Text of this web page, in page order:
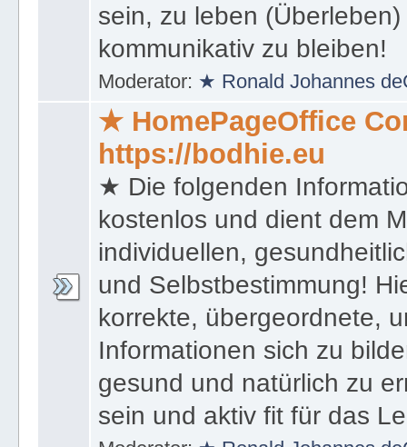
sein, zu leben
kommunikativ zu bleiben!
Moderator: ★ Ronald Johannes
★ HomePageOffice
https://bodhie.eu
★ Die folgenden
kostenlos und dient dem
individuellen,
und Selbstbestimmung!
korrekte, übergeordnete,
Informationen sich zu
gesund und natürlich zu
sein und aktiv fit für das